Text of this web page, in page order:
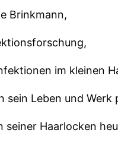
Brinkmann,
im kleinen
sein Leben und Werk
Haarlocken